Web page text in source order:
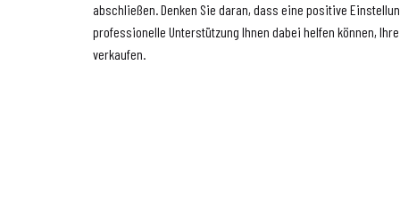
abschließen. Denken Sie daran, dass eine positive
professionelle Unterstützung Ihnen dabei helfen können,
verkaufen.